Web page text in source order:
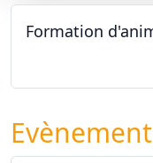
Formation